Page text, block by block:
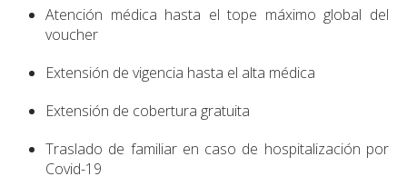
Atención médica hasta el tope máximo global del
voucher
Extensión de vigencia hasta el alta médica
Extensión de cobertura gratuita
Traslado de familiar en caso de hospitalización por
Covid-19